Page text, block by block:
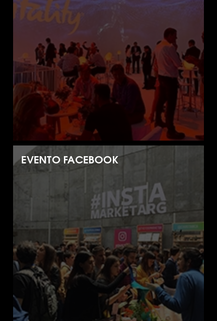
EVENTO FACEBOOK